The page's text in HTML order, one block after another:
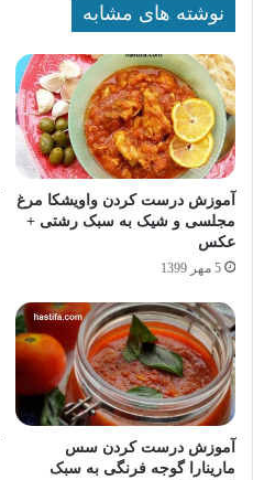
نوشته های مشابه
آموزش درست کردن واویشکا مرغ
مجلسی و شیک به سبک رشتی +
عکس
5 مهر 1399
آموزش درست کردن سس
مارینارا گوجه فرنگی به سبک